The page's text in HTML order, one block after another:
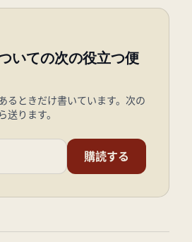
いての次の役立つ便
るときだけ書いています。次の
送ります。
購読する